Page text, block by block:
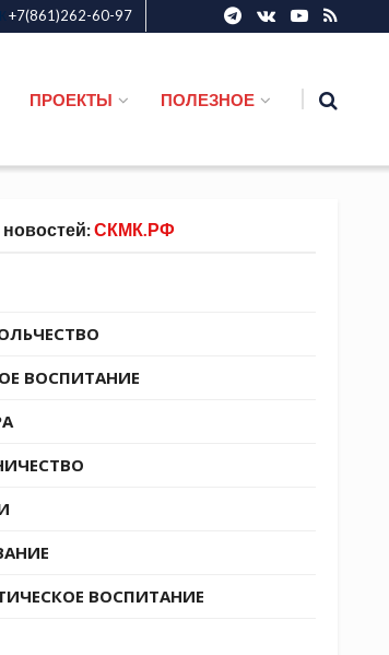
+7(861)262-60-97
ПРОЕКТЫ ПОЛЕЗНОЕ
СКМК.РФ
ВОСПИТАНИЕ
ВОСПИТАНИЕ